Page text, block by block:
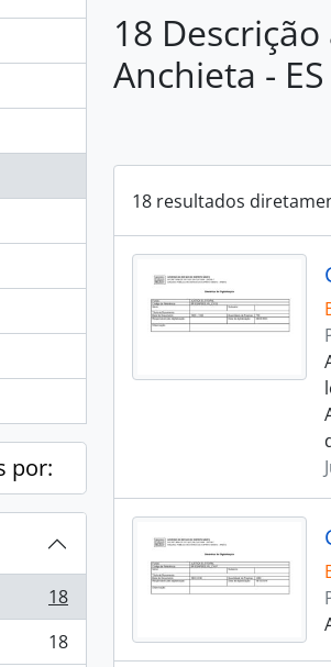
por:
18
18
18
Anchieta - ES
18 resultados